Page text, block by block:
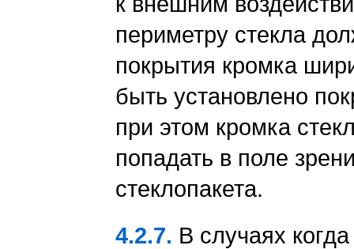
периметру стекла
покрытия кромка
быть установлено
при этом кромка
попадать в поле
стеклопакета.
4.2.7. В случаях